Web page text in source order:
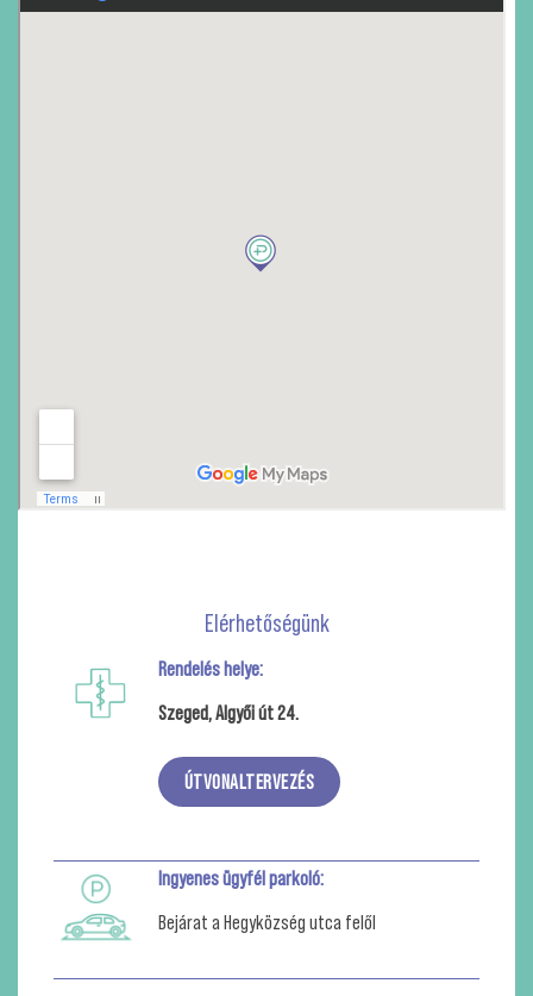
Elérhetőségünk
Rendelés helye:
Szeged, Algyői út 24.
ÚTVONALTERVEZÉS
Ingyenes ügyfél parkoló:
Bejárat a Hegyközség utca felől